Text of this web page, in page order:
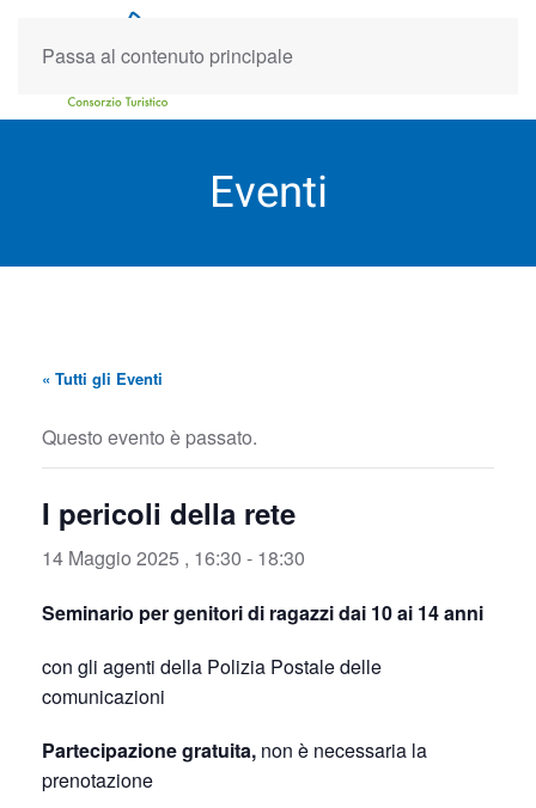
Passa al contenuto principale
Eventi
« Tutti gli Eventi
Questo evento è passato.
I pericoli della rete
14 Maggio 2025 , 16:30 - 18:30
Seminario per genitori di ragazzi dai 10 ai 14 anni
con gli agenti della Polizia Postale delle
comunicazioni
Partecipazione gratuita, non è necessaria la
prenotazione